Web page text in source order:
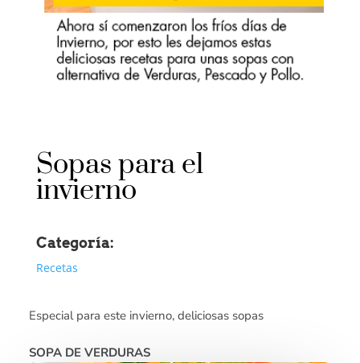
Sopas para el
invierno
Categoría:
Recetas
Especial para este invierno, deliciosas sopas
SOPA DE VERDURAS